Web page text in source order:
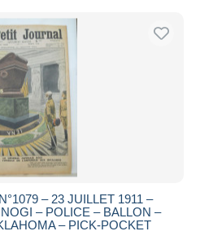
– 23 JUILLET 1911 –
– POLICE – BALLON –
– PICK-POCKET